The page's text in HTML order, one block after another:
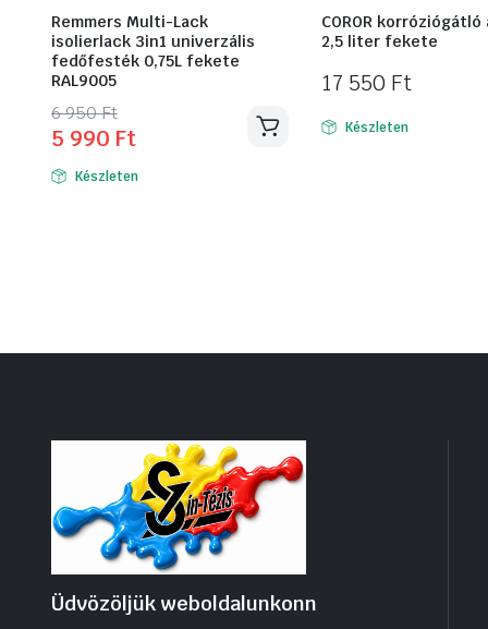
Remmers Multi-Lack
isolierlack 3in1 univerzális
fedőfesték 0,75L fekete
RAL9005
6 950Ft
Original
price
was:
5 990 Ft
Current
price
is: Készleten
COROR korróziógátló
2,5 liter fekete
17 550 Ft
Készleten
Üdvözöljük weboldalunkonn